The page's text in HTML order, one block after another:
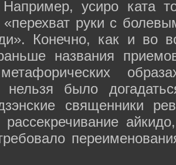
усиро ката
«перехват руки с
Конечно, как и во
названия
нельзя было
священники